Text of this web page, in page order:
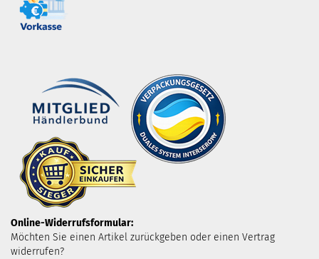
Online-Widerrufsformular:
Möchten Sie einen Artikel zurückgeben oder einen Vertrag
widerrufen?